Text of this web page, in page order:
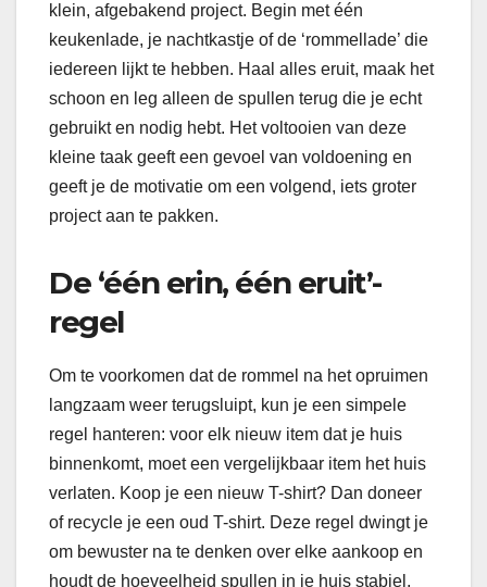
klein, afgebakend project. Begin met één
keukenlade, je nachtkastje of de ‘rommellade’ die
iedereen lijkt te hebben. Haal alles eruit, maak het
schoon en leg alleen de spullen terug die je echt
gebruikt en nodig hebt. Het voltooien van deze
kleine taak geeft een gevoel van voldoening en
geeft je de motivatie om een volgend, iets groter
project aan te pakken.
De ‘één erin, één eruit’-
regel
Om te voorkomen dat de rommel na het opruimen
langzaam weer terugsluipt, kun je een simpele
regel hanteren: voor elk nieuw item dat je huis
binnenkomt, moet een vergelijkbaar item het huis
verlaten. Koop je een nieuw T-shirt? Dan doneer
of recycle je een oud T-shirt. Deze regel dwingt je
om bewuster na te denken over elke aankoop en
houdt de hoeveelheid spullen in je huis stabiel.